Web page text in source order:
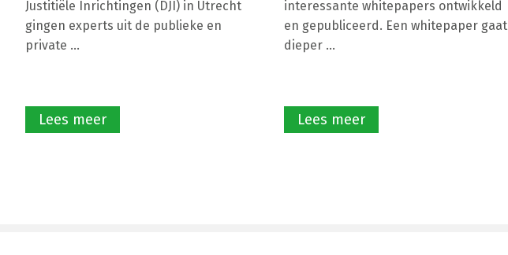
Justitiële Inrichtingen (DJI) in Utrecht
gingen experts uit de publieke en
private ...
Lees meer
interessante whitepapers ontwikkeld
en gepubliceerd. Een whitepaper gaat
dieper ...
Lees meer